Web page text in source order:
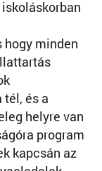
hogy minden
és a
helyre van
program
kapcsán az